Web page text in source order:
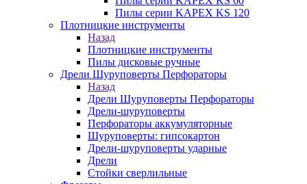
Пилы серии KAPEX KS 120
Плотницкие инструменты
Назад
Плотницкие инструменты
Пилы дисковые ручные
Дрели Шуруповерты Перфораторы
Назад
Дрели Шуруповерты Перфораторы
Дрели-шуруповерты
Перфораторы аккумуляторные
Шуруповерты: гипсокартон
Дрели-шуруповерты ударные
Дрели
Стойки сверлильные